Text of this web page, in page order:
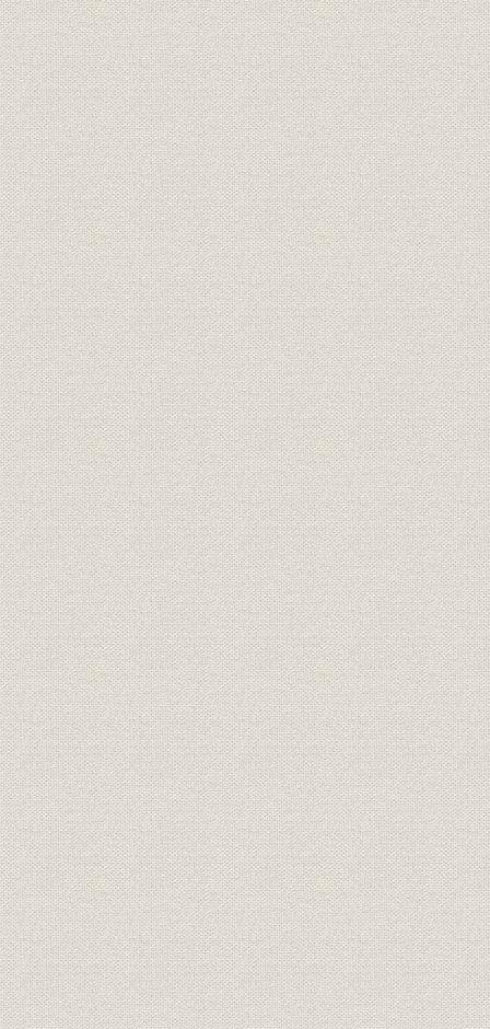
4. 「希望」と「輝き」に決定
5. NewsMLの採用
第2節 電子編集システムの開発
1. 5年ぶりの受賞
2. 業界最先端目指す
3. トラブル続出
第3節 HOPE画像の運用開始
第4節 情報システム部門の再編
第3章 新人事・賃金制度と新年金制度
第1節 新人事・賃金制度
1. 年功からの脱皮
2. 役職から職能資格へ
3. 管理職に先行実施、社長も研修
4. 難航した一般職員の評価づくり
5. 組合、75%の高率で可決
第2節 新年金制度
1. 大量退職に備えなし
2. 過去債務が課題
3. ぎりぎりの認可
第2部 特集・テロと戦争の時代
序章
第1章 9・11職場横断ドキュメント
「その時、共同は...」